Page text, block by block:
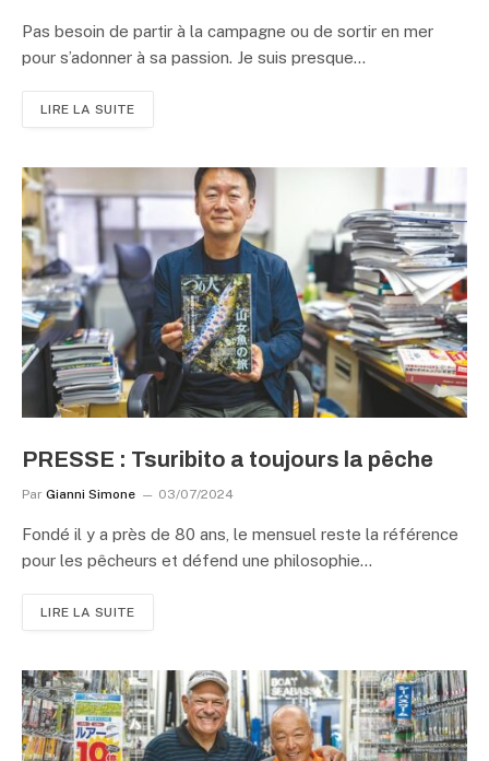
Pas besoin de partir à la campagne ou de sortir en mer
pour s’adonner à sa passion. Je suis presque…
LIRE LA SUITE
PRESSE : Tsuribito a toujours la pêche
Par Gianni Simone 03/07/2024
Fondé il y a près de 80 ans, le mensuel reste la référence
pour les pêcheurs et défend une philosophie…
LIRE LA SUITE